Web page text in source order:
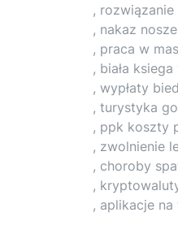
,
, nakaz
, praca w
, biała ksiega
, wypłaty
, turystyka
, ppk koszty
, zwolnienie
, choroby
,
, aplikacje na